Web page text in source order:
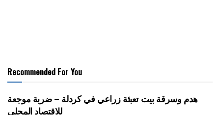
Recommended For You
هدم وسرقة بيت تعبئة زراعي في كردلة – ضربة موجعة
للاقتصاد المحلي